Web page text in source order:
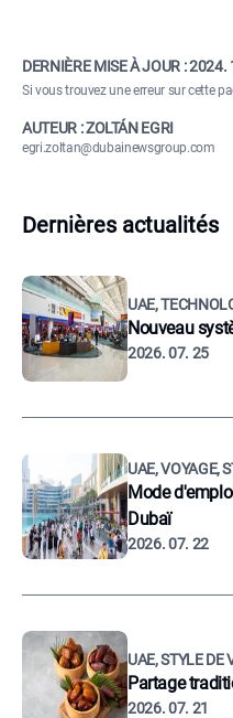
DERNIÈRE MISE À JOUR :2024.
Si vous trouvez une erreur sur cette
AUTEUR : ZOLTÁN EGRI
egri.zoltan@dubainewsgroup.com
Dernières actualités
UAE,
Nouveau
2026. 07. 25
UAE, VOYAGE,
Mode
Dubaï
2026. 07. 22
UAE, STYLE DE
Partage
2026. 07. 21